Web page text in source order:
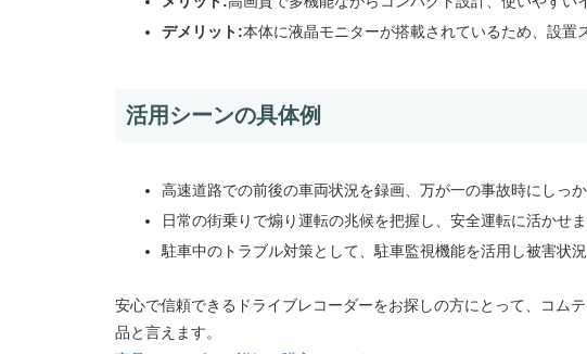
デメリット:本体に液晶モニターが搭載されているため、設
活用シーンの具体例
高速道路での前後の車両状況を録画、万が一の事故時にしっ
日常の街乗りで煽り運転の兆候を把握し、安全運転に活かせ
駐車中のトラブル対策として、駐車監視機能を活用し被害状
安心で信頼できるドライブレコーダーをお探しの方にとって、コム
品と言えます。